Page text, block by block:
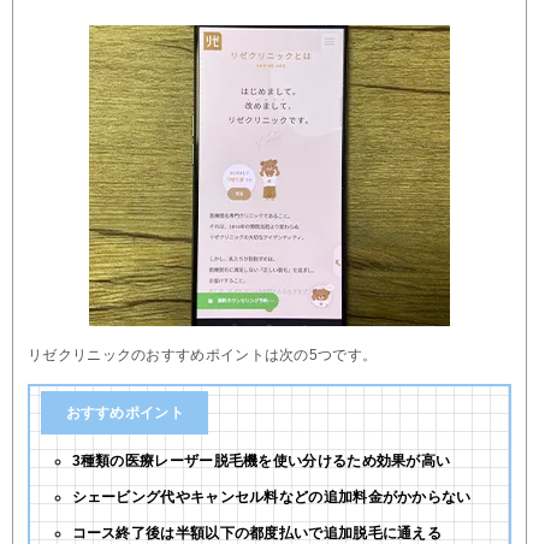
リゼクリニックのおすすめポイントは次の5つです。
おすすめポイント
3種類の医療レーザー脱毛機を使い分けるため効果が高い
シェービング代やキャンセル料などの追加料金がかからない
コース終了後は半額以下の都度払いで追加脱毛に通える